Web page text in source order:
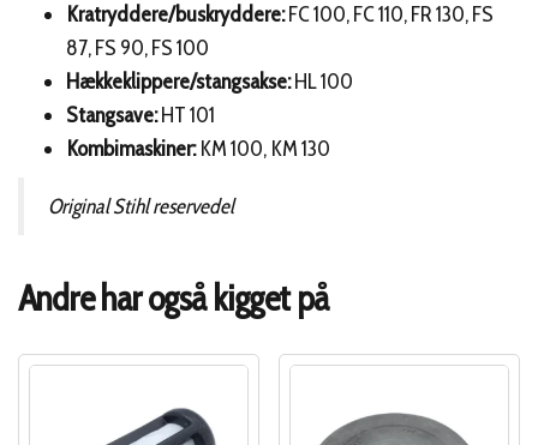
Kratryddere/buskryddere:FC 100, FC 110, FR 130, FS
87, FS 90, FS 100
Hækkeklippere/stangsakse:HL 100
Stangsave:HT 101
Kombimaskiner:KM 100, KM 130
Original Stihl reservedel
Andre har også kigget på